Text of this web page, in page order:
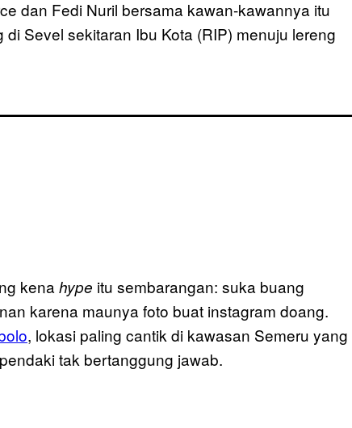
dan Fedi Nuril bersama kawan-kawannya itu
Sevel sekitaran Ibu Kota (RIP) menuju lereng
kena hype itu sembarangan: suka buang
karena maunya foto buat instagram doang.
, lokasi paling cantik di kawasan Semeru yang
tak bertanggung jawab.